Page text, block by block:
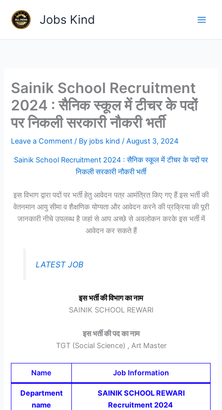
content
Jobs Kind
Sainik School Recruitment
2024 : सैनिक स्कूल में टीचर के पदों
पर निकली सरकारी नौकरी भर्ती
Leave a Comment / By jobs kind/August 3, 2024
Sainik School Recruitment 2024 : सैनिक स्कूल में टीचर के पदों पर
निकली सरकारी नौकरी भर्ती
इस विभाग द्वारा पदों पर भर्ती हेतु आवेदन पत्र आमंत्रित किए गए हैं इस भर्ती की
वेतनमान आयु सीमा व शैक्षणिक योग्यता और आवेदन करने की प्रक्रिया की पूरी
जानकारी नीचे उपलब्ध है जहां से आप अच्छे से अवलोकन करके इस भर्ती में
आवेदन कर सकते हैं
LATEST JOB
इस भर्ती की विभाग का नाम
SAINIK SCHOOL REWARI
इस भर्ती की पद का नाम
TGT (Social Science) , Art Master
Name Job Information
Department
name
SAINIK SCHOOL REWARI
Recruitment 2024